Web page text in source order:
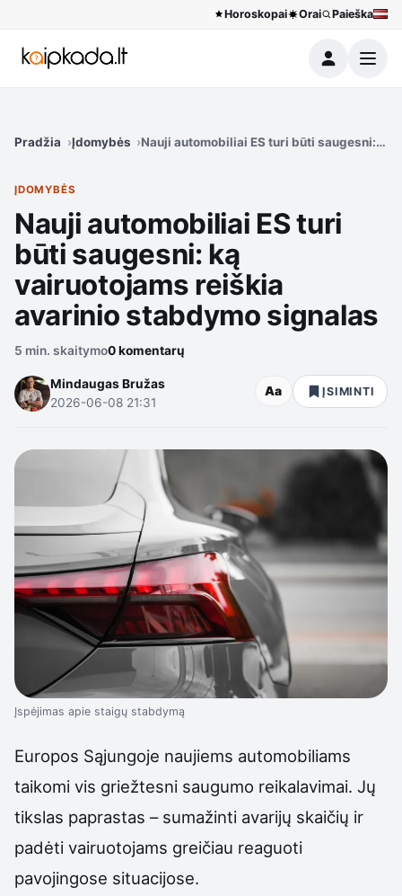
Horoskopai Orai Paieška
Meniu
Pradžia Įdomybės Nauji automobiliai ES turi būti saugesni:
ĮDOMYBĖS
Nauji automobiliai ES turi
būti saugesni: ką
vairuotojams reiškia
avarinio stabdymo signalas
5 min. skaitymo0 komentarų
Mindaugas Bružas
2026-06-08 21:31
Aa ĮSIMINTI
Įspėjimas apie staigų stabdymą
Europos Sąjungoje naujiems automobiliams
taikomi vis griežtesni saugumo reikalavimai. Jų
tikslas paprastas – sumažinti avarijų skaičių ir
padėti vairuotojams greičiau reaguoti
pavojingose situacijose.